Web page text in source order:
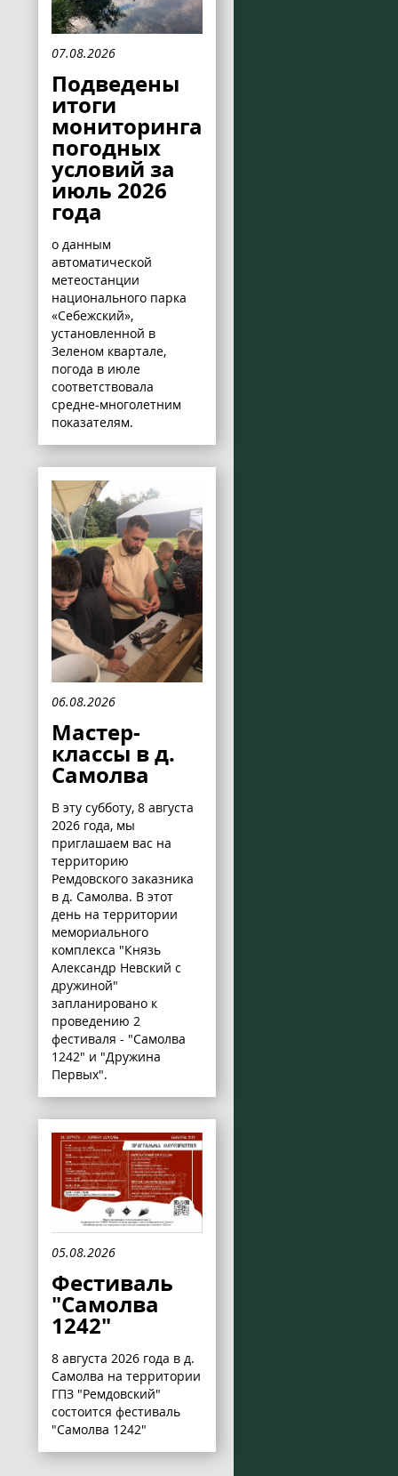
07.08.2026
Подведены
итоги
мониторинга
погодных
условий за
июль 2026
года
о данным
автоматической
метеостанции
национального парка
«Себежский»,
установленной в
Зеленом квартале,
погода в июле
соответствовала
средне-многолетним
показателям.
06.08.2026
Мастер-
классы в д.
Самолва
В эту субботу, 8 августа
2026 года, мы
приглашаем вас на
территорию
Ремдовского заказника
в д. Самолва. В этот
день на территории
мемориального
комплекса "Князь
Александр Невский с
дружиной"
запланировано к
проведению 2
фестиваля - "Самолва
1242" и "Дружина
Первых".
05.08.2026
Фестиваль
"Самолва
1242"
8 августа 2026 года в д.
Самолва на территории
ГПЗ "Ремдовский"
состоится фестиваль
"Самолва 1242"